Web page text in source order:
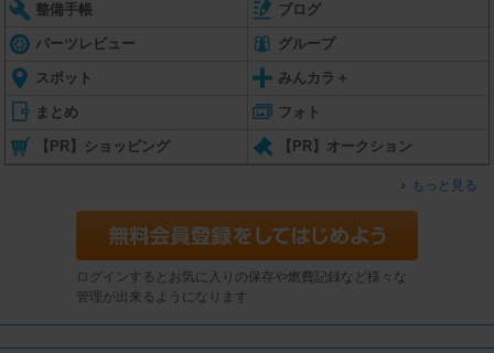
整備手帳 ブログ
パーツレビュー グループ
スポット みんカラ＋
まとめ フォト
【PR】ショッピング 【PR】オークション
もっと見る
ログインするとお気に入りの保存や燃費記録など様々な
管理が出来るようになります